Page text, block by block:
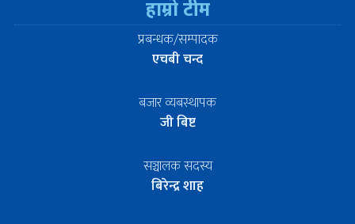
हाम्रो टीम
प्रबन्धक/सम्पादक
एचबी चन्द
बजार व्यबस्थापक
जी बिष्ट
सञ्चालक सदस्य
बिरेन्द्र शाह